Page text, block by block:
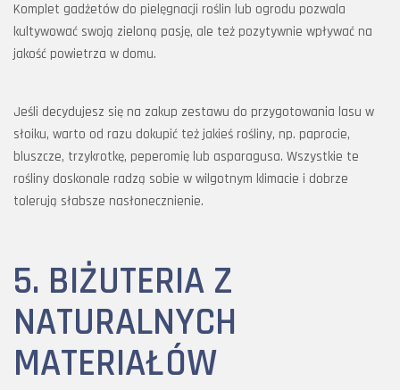
Komplet gadżetów do pielęgnacji roślin lub ogrodu pozwala
kultywować swoją zieloną pasję, ale też pozytywnie wpływać na
jakość powietrza w domu.
Jeśli decydujesz się na zakup zestawu do przygotowania lasu w
słoiku, warto od razu dokupić też jakieś rośliny, np. paprocie,
bluszcze, trzykrotkę, peperomię lub asparagusa. Wszystkie te
rośliny doskonale radzą sobie w wilgotnym klimacie i dobrze
tolerują słabsze nasłonecznienie.
5. BIŻUTERIA Z
NATURALNYCH
MATERIAŁÓW